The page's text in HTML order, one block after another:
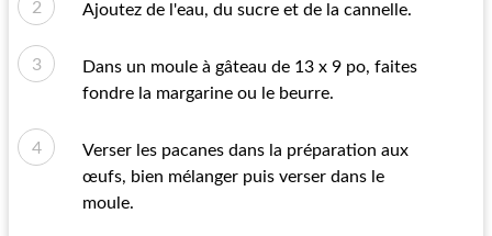
Ajoutez de l'eau, du sucre et de la cannelle.
Dans un moule à gâteau de 13 x 9 po, faites
fondre la margarine ou le beurre.
Verser les pacanes dans la préparation aux
œufs, bien mélanger puis verser dans le
moule.